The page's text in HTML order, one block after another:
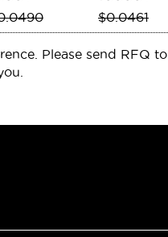
$0.0461
Please send RFQ to